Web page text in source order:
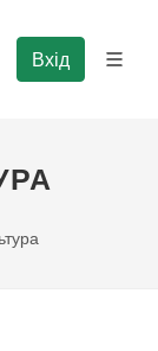
Вхід